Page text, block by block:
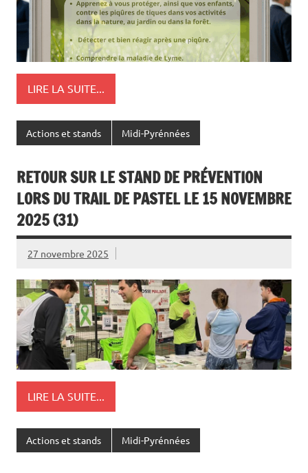
LIRE LA SUITE...
Actions et stands Midi-Pyrénnées
RETOUR SUR LE STAND DE PRÉVENTION
LORS DU TRAIL DE PASTEL LE 15 NOVEMBRE
2025 (31)
27 novembre 2025
LIRE LA SUITE...
Actions et stands Midi-Pyrénnées